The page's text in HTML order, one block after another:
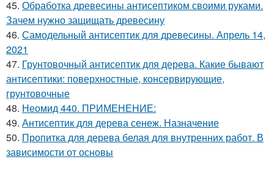
45. Обработка древесины антисептиком своими руками.
Зачем нужно защищать древесину
46. Самодельный антисептик для древесины. Апрель 14,
2021
47. Грунтовочный антисептик для дерева. Какие бывают
антисептики: поверхностные, консервирующие,
грунтовочные
48. Неомид 440. ПРИМЕНЕНИЕ:
49. Антисептик для дерева сенеж. Назначение
50. Пропитка для дерева белая для внутренних работ. В
зависимости от основы